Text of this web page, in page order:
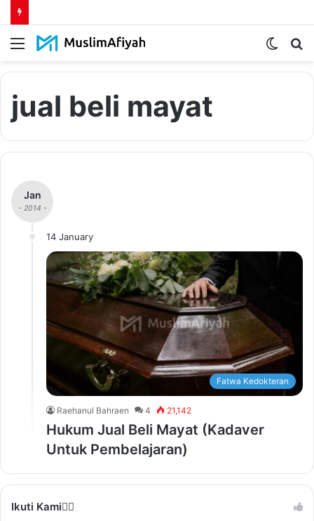
Menu
Switch
jual beli mayat
Jan
- 2014 -
14 January
Fatwa Kedokteran
Raehanul Bahraen 4 21,142
Hukum Jual Beli Mayat (Kadaver
Untuk Pembelajaran)
Ikuti Kami❤️‍🔥